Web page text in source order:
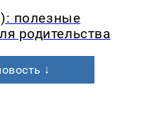
полезные
родительства
↓